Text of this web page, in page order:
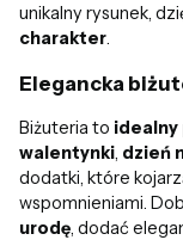
unikalny rysunek,
charakter.
Elegancka
Biżuteria to idealny
walentynki, dzień
dodatki, które
wspomnieniami.
urodę, dodać